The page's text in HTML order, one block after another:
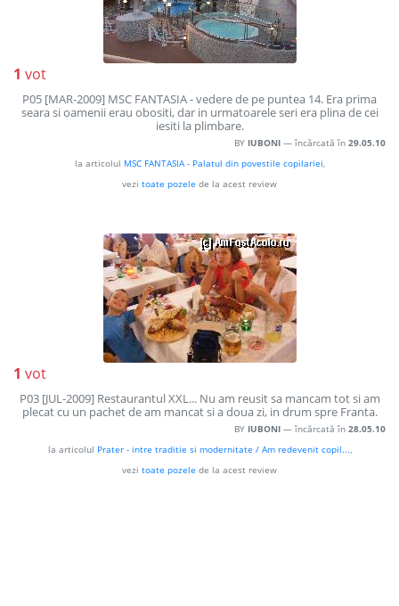
1 vot
P05 [MAR-2009] MSC FANTASIA - vedere de pe puntea 14. Era prima
seara si oamenii erau obositi, dar in urmatoarele seri era plina de cei
iesiti la plimbare.
BY IUBONI — încărcată în 29.05.10
la articolul MSC FANTASIA - Palatul din povestile copilariei,
vezi toate pozele de la acest review
1 vot
P03 [JUL-2009] Restaurantul XXL... Nu am reusit sa mancam tot si am
plecat cu un pachet de am mancat si a doua zi, in drum spre Franta.
BY IUBONI — încărcată în 28.05.10
la articolul Prater - intre traditie si modernitate / Am redevenit copil...,
vezi toate pozele de la acest review